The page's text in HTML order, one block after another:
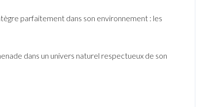
parfaitement dans son environnement : les
dans un univers naturel respectueux de son